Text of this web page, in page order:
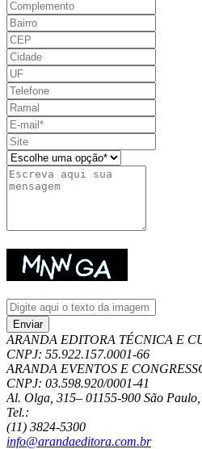
Enviar
ARANDA EDITORA TÉCNICA E
CNPJ: 55.922.157.0001-66
ARANDA EVENTOS E
CNPJ: 03.598.920/0001-41
Al. Olga, 315– 01155-900 São Paulo
Tel.:
(11) 3824-5300
info@arandaeditora.com.br